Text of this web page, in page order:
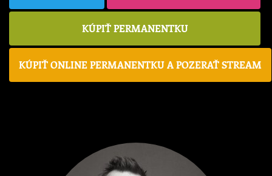
KÚPIŤ PERMANENTKU
KÚPIŤ ONLINE PERMANENTKU A POZERAŤ STREAM